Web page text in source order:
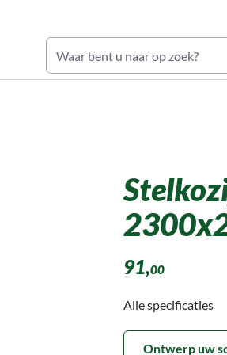
91,00
Alle specificaties
Ontwerp uw